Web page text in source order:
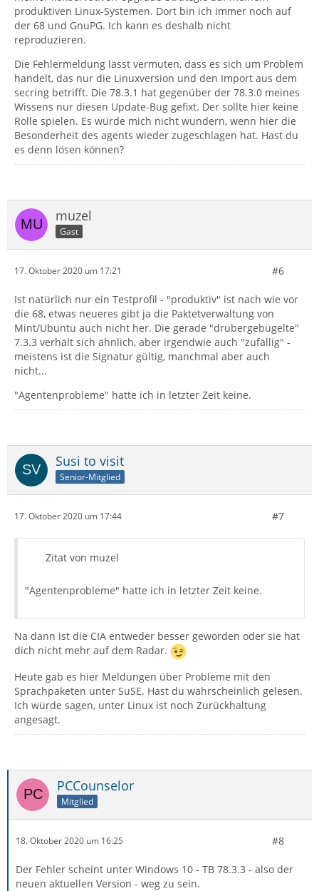
produktiven Linux-Systemen. Dort bin ich immer noch auf
der 68 und GnuPG. Ich kann es deshalb nicht
reproduzieren.
Die Fehlermeldung lässt vermuten, dass es sich um Problem
handelt, das nur die Linuxversion und den Import aus dem
secring betrifft. Die 78.3.1 hat gegenüber der 78.3.0 meines
Wissens nur diesen Update-Bug gefixt. Der sollte hier keine
Rolle spielen. Es würde mich nicht wundern, wenn hier die
Besonderheit des agents wieder zugeschlagen hat. Hast du
es denn lösen können?
muzel
Gast
17. Oktober 2020 um 17:21 #6
Ist natürlich nur ein Testprofil - "produktiv" ist nach wie vor
die 68, etwas neueres gibt ja die Paktetverwaltung von
Mint/Ubuntu auch nicht her. Die gerade "drübergebügelte"
7.3.3 verhält sich ähnlich, aber irgendwie auch "zufällig" -
meistens ist die Signatur gültig, manchmal aber auch
nicht...
"Agentenprobleme" hatte ich in letzter Zeit keine.
Susi to visit
Senior-Mitglied
17. Oktober 2020 um 17:44 #7
Zitat von muzel
"Agentenprobleme" hatte ich in letzter Zeit keine.
Na dann ist die CIA entweder besser geworden oder sie hat
dich nicht mehr auf dem Radar.
Heute gab es hier Meldungen über Probleme mit den
Sprachpaketen unter SuSE. Hast du wahrscheinlich gelesen.
Ich würde sagen, unter Linux ist noch Zurückhaltung
angesagt.
PCCounselor
Mitglied
18. Oktober 2020 um 16:25 #8
Der Fehler scheint unter Windows 10 - TB 78.3.3 - also der
neuen aktuellen Version - weg zu sein.